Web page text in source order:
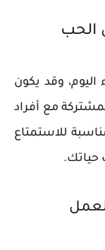
الحب
اليوم، وقد يكون
مع أفراد
للاستمتاع
حياتك.